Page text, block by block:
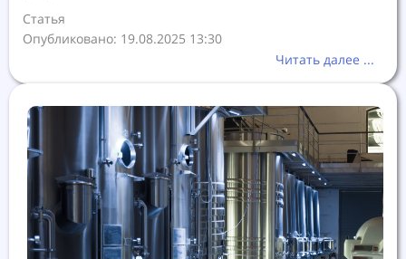
Статья
Опубликовано: 19.08.2025 13:30
Читать далее ...